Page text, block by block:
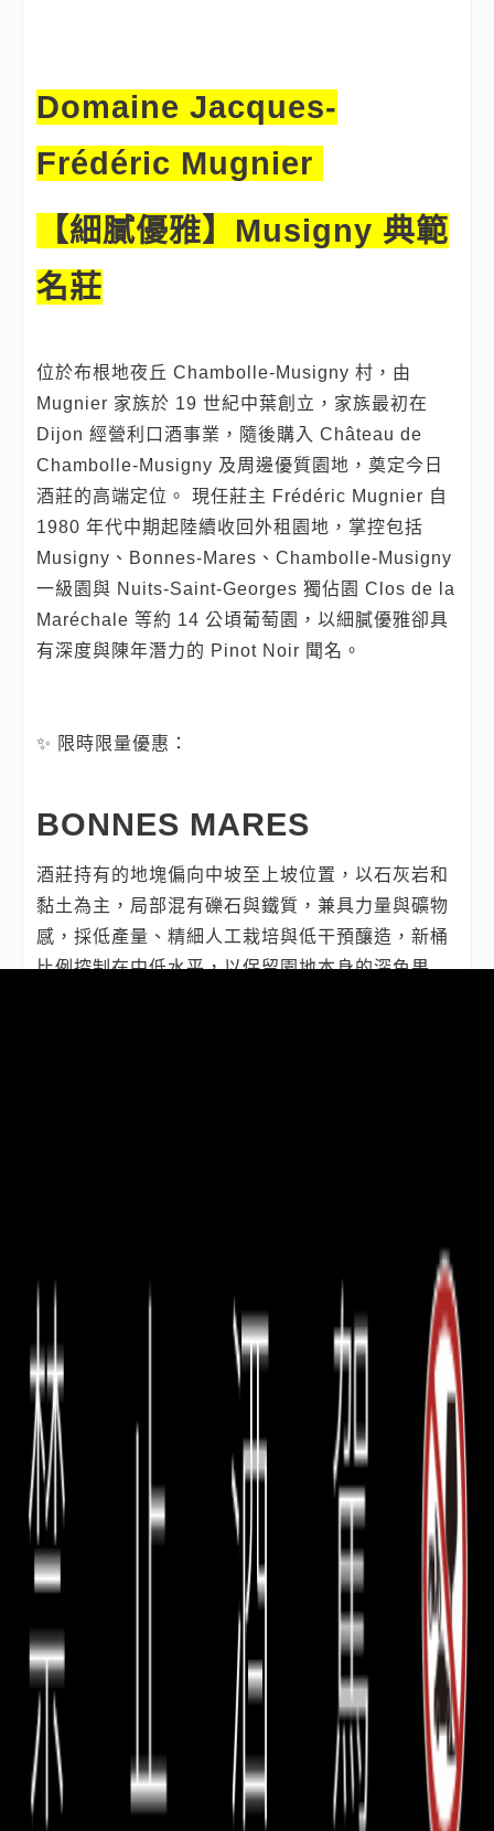
Domaine Jacques-
Frédéric Mugnier
【細膩優雅】Musigny 典範
名莊
位於布根地夜丘 Chambolle-Musigny 村，由
Mugnier 家族於 19 世紀中葉創立，家族最初在
Dijon 經營利口酒事業，隨後購入 Château de
Chambolle-Musigny 及周邊優質園地，奠定今日
酒莊的高端定位。 現任莊主 Frédéric Mugnier 自
1980 年代中期起陸續收回外租園地，掌控包括
Musigny、Bonnes-Mares、Chambolle-Musigny
一級園與 Nuits-Saint-Georges 獨佔園 Clos de la
Maréchale 等約 14 公頃葡萄園，以細膩優雅卻具
有深度與陳年潛力的 Pinot Noir 聞名。
✨ 限時限量優惠：
BONNES MARES
酒莊持有的地塊偏向中坡至上坡位置，以石灰岩和
黏土為主，局部混有礫石與鐵質，兼具力量與礦物
感，採低產量、精細人工栽培與低干預釀造，新桶
比例控制在中低水平，以保留園地本身的深色果
2002｜Score：97｜適飲期：2016–2034｜限量
4 瓶
2002得成熟度與酸度恰到好處；展現出少見而迷人
的收斂力量——成熟黑櫻桃與乾燥玫瑰的香氣交織
淡雅辛香與冷涼礦物氣息，入口呈現中至中偏上的
酒體，單寧細密如絲，結構深藏卻不張揚，風格並
非強勢外放，而是以層層內斂的節奏緩緩堆疊，最
終收於綿長而安靜的餘韻之中。
2012｜Score：93｜適飲期：2025–2040｜限量
6 瓶
2012 產量極低、品質高度集中，經歷春季霜害、
冰雹與開花不均，最終留下的果實成熟度與濃縮度